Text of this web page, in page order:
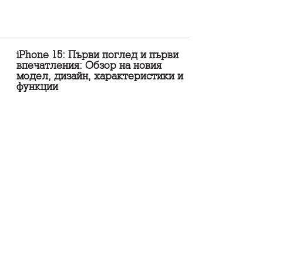
iPhone 15: Първи поглед и първи
впечатления: Обзор на новия
модел, дизайн, характеристики и
функции